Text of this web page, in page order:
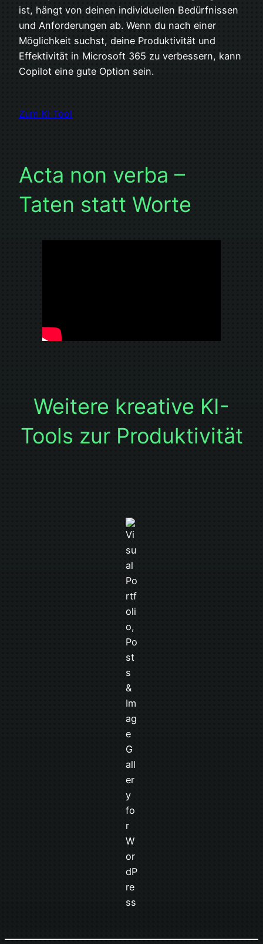
ist, hängt von deinen individuellen Bedürfnissen
und Anforderungen ab. Wenn du nach einer
Möglichkeit suchst, deine Produktivität und
Effektivität in Microsoft 365 zu verbessern, kann
Copilot eine gute Option sein.
Zum KI Tool
Acta non verba –
Taten statt Worte
Weitere kreative KI-
Tools zur Produktivität